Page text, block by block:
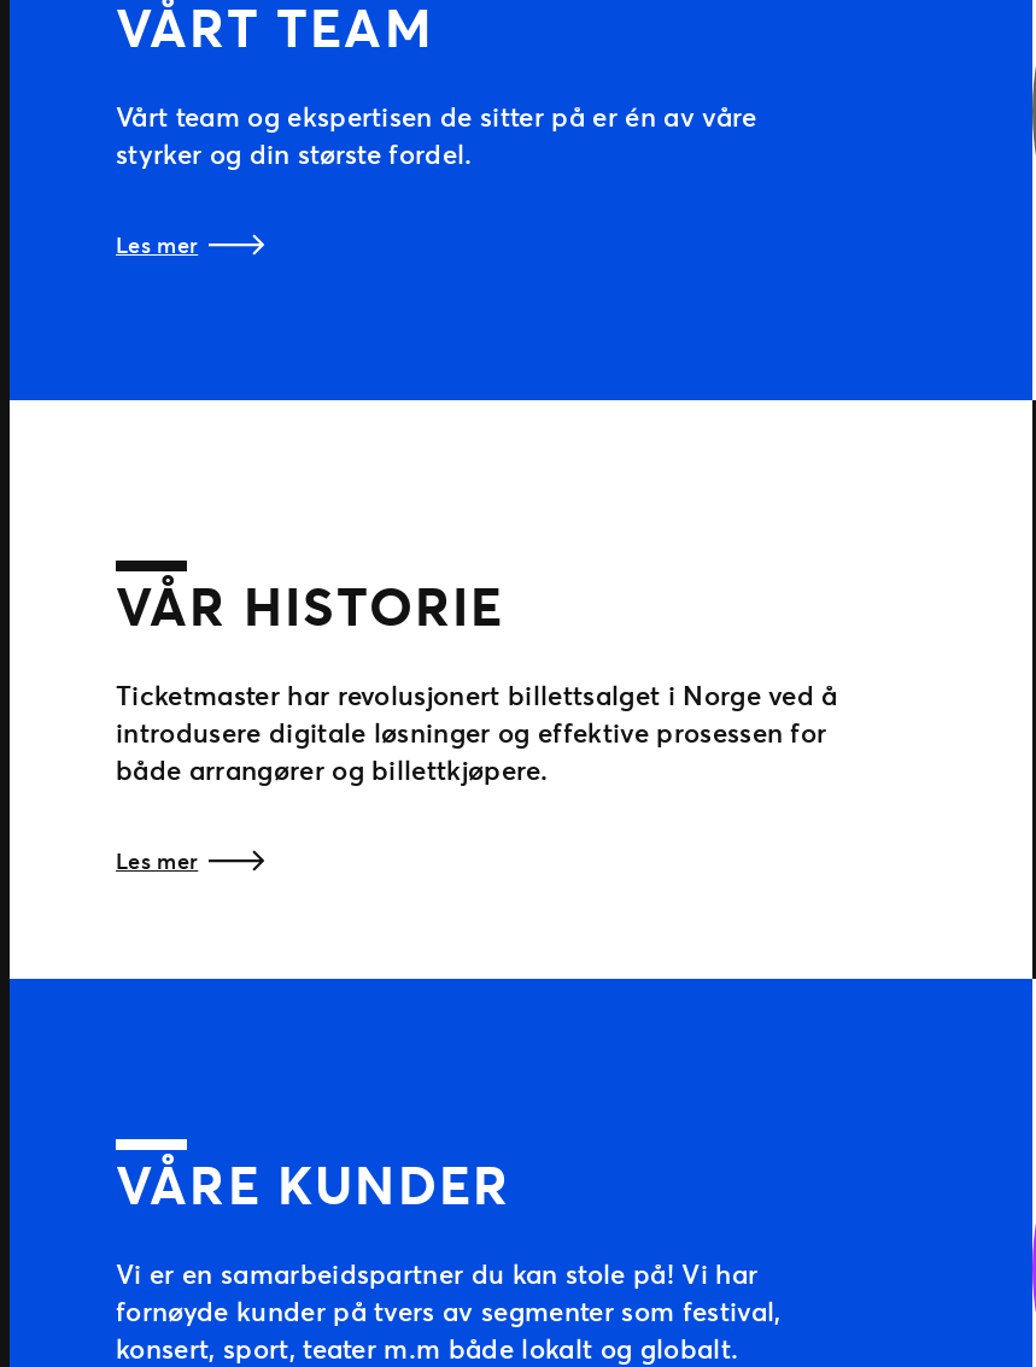
VÅRT TEAM
Vårt team og ekspertisen de sitter på er én av våre
styrker og din største fordel.
Les mer
VÅR HISTORIE
Ticketmaster har revolusjonert billettsalget i Norge ved å
introdusere digitale løsninger og effektive prosessen for
både arrangører og billettkjøpere.
Les mer
VÅRE KUNDER
Vi er en samarbeidspartner du kan stole på! Vi har
fornøyde kunder på tvers av segmenter som festival,
konsert, sport, teater m.m både lokalt og globalt.